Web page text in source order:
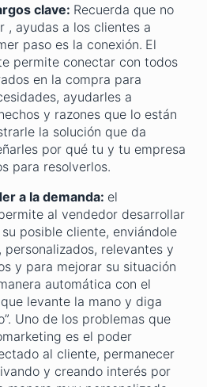
clave: Recuerda que no
, ayudas a los clientes a
paso es la conexión. El
permite conectar con todos
en la compra para
ayudarles a
y razones que lo están
la solución que da
por qué tu y tu empresa
para resolverlos.
a la demanda: el
al vendedor desarrollar
posible cliente, enviándole
personalizados, relevantes y
y para mejorar su situación
automática con el
levante la mano y diga
Uno de los problemas que
es el poder
al cliente, permanecer
y creando interés por